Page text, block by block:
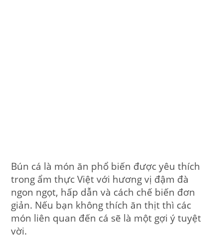
Bún cá là món ăn phổ biến được yêu thích
trong ẩm thực Việt với hương vị đậm đà
ngon ngọt, hấp dẫn và cách chế biến đơn
giản. Nếu bạn không thích ăn thịt thì các
món liên quan đến cá sẽ là một gợi ý tuyệt
vời.